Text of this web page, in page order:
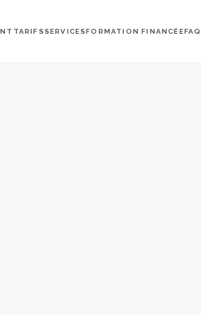
TARIFSSERVICESFORMATION FINANCÉEFAQ